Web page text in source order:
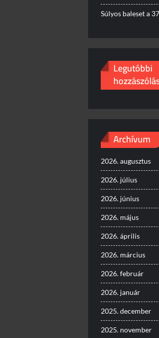
Súlyos baleset a
Legutóbbi
Archívum
2026. augusztus
2026. július
2026. június
2026. május
2026. április
2026. március
2026. február
2026. január
2025. december
2025. november